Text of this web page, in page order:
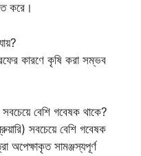
করে।
কারণে কৃষি করা সম্ভব
সবচেয়ে বেশি গবেষক থাকে?
সবচেয়ে বেশি গবেষক
অপেক্ষাকৃত সামঞ্জস্যপূর্ণ